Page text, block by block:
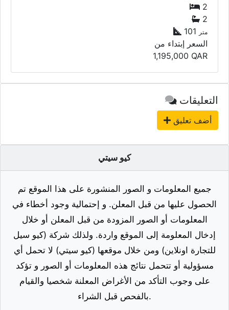
2
2
101
متر
السعر إبتداء من
1,195,000 QAR
التعليقات
أضف تعليق
كيو سيتي
جميع المعلومات و الصور المنشورة على هذا الموقع تم
الحصول عليها من قبل المعلن. و إحتمالية وجود أخطاء في
المعلومات أو الصور المزودة من قبل المعلن أو خلال
إدخال المعلومة إلى الموقع واردة. ولذلك شركة (كيو سيل
للتجارة اونلاين) ومن خلال موقعها (كيو سيتي) لا تحمل أي
مسؤولية أو تتحمل نتائج هذه المعلومات أو الصور و تؤكد
على وجوب التأكد من الأغراض المعلنة شخصيا والقيام
بالفحص قبل الشراء.